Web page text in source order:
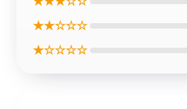
★★☆☆☆
★☆☆☆☆